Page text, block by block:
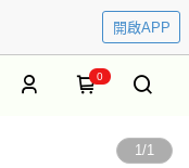
開啟APP
0
1/1